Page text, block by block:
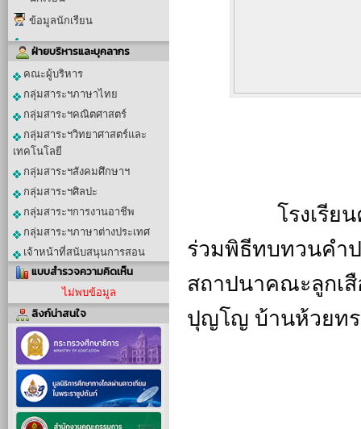
ข้อมูลนักเรียน
ฝ่ายบริหารและบุคลากร
คณะผู้บริหาร
กลุ่มสาระฯภาษาไทย
กลุ่มสาระฯคณิตศาสตร์
กลุ่มสาระฯวิทยาศาสตร์และ
เทคโนโลยี
กลุ่มสาระฯสังคมศึกษาฯ
กลุ่มสาระฯศิลปะ
กลุ่มสาระฯการงานอาชีพ
กลุ่มสาระฯภาษาต่างประเทศ
เจ้าหน้าที่สนับสนุนการสอน
แบบสำรวจความคิดเห็น
ไม่พบข้อมูล
ลิงก์น่าสนใจ
ร่วมพิธีทบทวนคำ
สถาปนาคณะลูกเ
ปุญโญ บ้านห้วยทร